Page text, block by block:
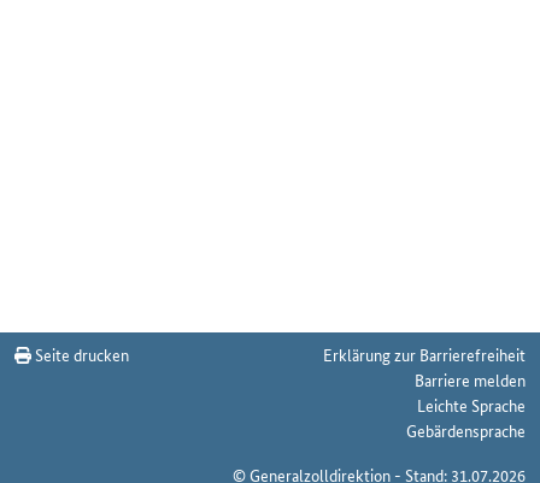
Seite drucken
Erklärung zur Barrierefreiheit
Barriere melden
Leichte Sprache
Gebärdensprache
© Generalzolldirektion - Stand: 31.07.2026